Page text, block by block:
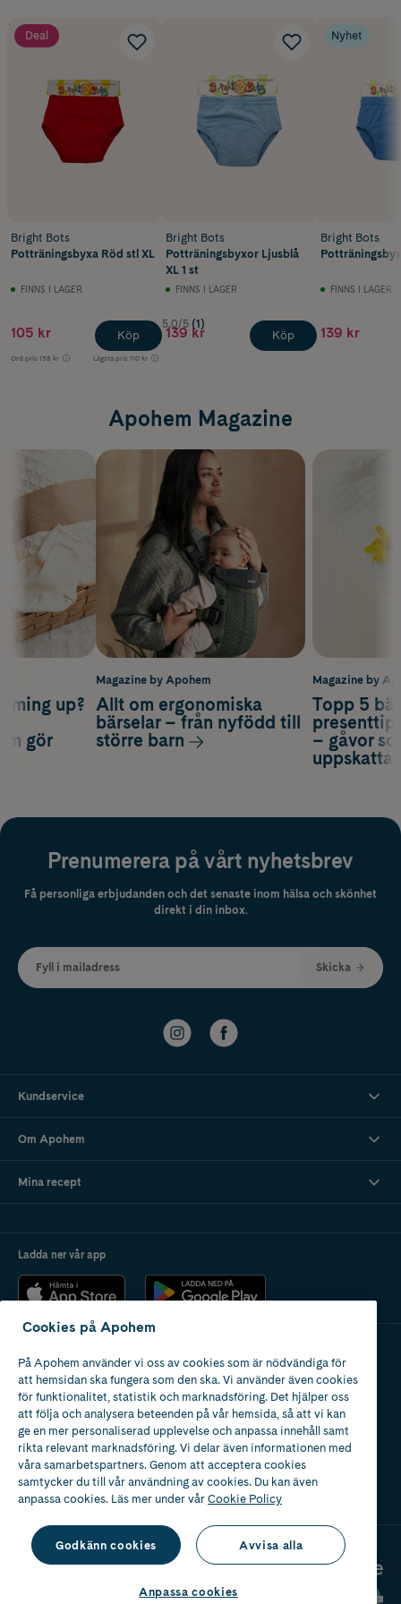
Deal
Bright Bots
Potträningsbyxa Röd stl XL
FINNS I LAGER
105 kr
Ord.pris 138 kr Lägsta pris 110 kr
Köp
Bright Bots
Potträningsbyxor Ljusblå
XL 1 st
FINNS I LAGER
5.0/5 (1)
139 kr Köp
Nyhet
Bright Bots
FINNS I LAGER
139 kr
Apohem Magazine
Magazine by
Topp 5
– gåvor
up?
gör
Magazine by Apohem
Allt om ergonomiska
bärselar – från nyfödd till
större barn
Prenumerera på vårt nyhetsbrev
Få personliga erbjudanden och det senaste inom hälsa och skönhet
direkt i din inbox.
Fyll i mailadress Skicka
Kundservice
Om Apohem
Mina recept
Ladda ner vår app
Apotek med tillstånd
av Läkemedelsverket
Cookies på Apohem
På Apohem använder vi oss av cookies som är nödvändiga för
att hemsidan ska fungera som den ska. Vi använder även cookies
för funktionalitet, statistik och marknadsföring. Det hjälper oss
att följa och analysera beteenden på vår hemsida, så att vi kan
ge en mer personaliserad upplevelse och anpassa innehåll samt
rikta relevant marknadsföring. Vi delar även informationen med
våra samarbetspartners. Genom att acceptera cookies
samtycker du till vår användning av cookies. Du kan även
anpassa cookies. Läs mer under vårCookie Policy
Godkänn cookies Avvisa alla
Anpassa cookies